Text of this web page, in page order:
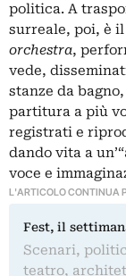
politica. A
surreale, poi, è il
orchestra,
vede,
stanze da
partitura a più
registrati e
dando vita a
voce e
L'ARTICOLO CONTINUA
Fest, il
Scenari,
teatro,